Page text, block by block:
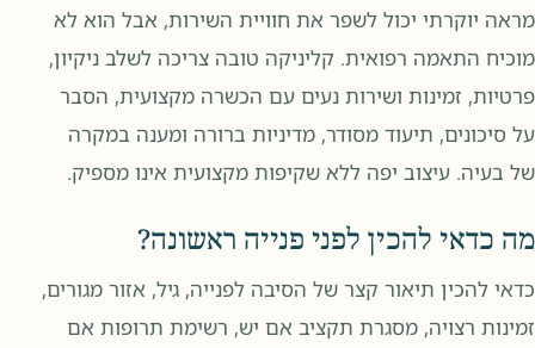
מראה יוקרתי יכול לשפר את חוויית השירות, אבל הוא לא
מוכיח התאמה רפואית. קליניקה טובה צריכה לשלב ניקיון,
פרטיות, זמינות ושירות נעים עם הכשרה מקצועית, הסבר
על סיכונים, תיעוד מסודר, מדיניות ברורה ומענה במקרה
של בעיה. עיצוב יפה ללא שקיפות מקצועית אינו מספיק.
מה כדאי להכין לפני פנייה ראשונה?
כדאי להכין תיאור קצר של הסיבה לפנייה, גיל, אזור מגורים,
זמינות רצויה, מסגרת תקציב אם יש, רשימת תרופות אם